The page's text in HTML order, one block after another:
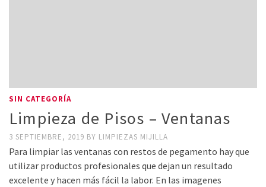
SIN CATEGORÍA
Limpieza de Pisos – Ventanas
3 SEPTIEMBRE, 2019 BY LIMPIEZAS MIJILLA
Para limpiar las ventanas con restos de pegamento hay que
utilizar productos profesionales que dejan un resultado
excelente y hacen más fácil la labor. En las imagenes